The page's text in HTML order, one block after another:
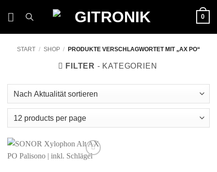
0
START / SHOP / PRODUKTE VERSCHLAGWORTET MIT „AX PO“
FILTER